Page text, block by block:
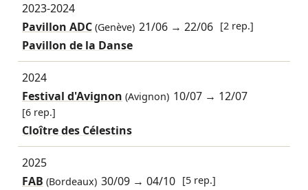
2023-2024
Pavillon ADC(Genève) 21/06 →22/06 [2 rep.]
Pavillon de la Danse
2024
Festival d'Avignon (Avignon) 10/07 → 12/07
[6 rep.]
Cloître des Célestins
2025
FAB (Bordeaux) 30/09 →04/10 [5 rep.]